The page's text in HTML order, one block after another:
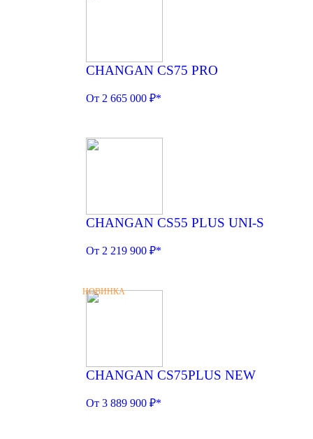
CHANGAN CS75 PRO
От 2 665 000 ₽*
CHANGAN CS55 PLUS UNI-S
От 2 219 900 ₽*
НОВИНКА
CHANGAN CS75PLUS NEW
От 3 889 900 ₽*